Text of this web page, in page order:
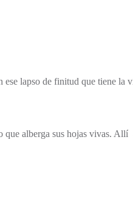
lapso de finitud que tiene la
que alberga sus hojas vivas.